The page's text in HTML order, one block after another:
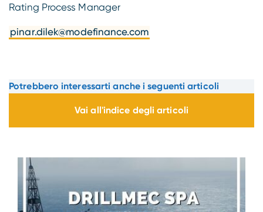
Rating Process Manager
pinar.dilek@modefinance.com
Potrebbero interessarti anche i seguenti articoli
Vai all'indice degli articoli